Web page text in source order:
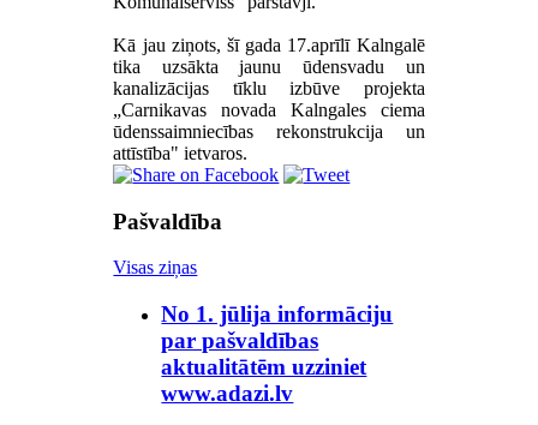
Kā jau ziņots, šī gada 17.aprīlī Kalngalē
tika uzsākta jaunu ūdensvadu un
kanalizācijas tīklu izbūve projekta
„Carnikavas novada Kalngales ciema
ūdenssaimniecības rekonstrukcija un
attīstība" ietvaros.
Pašvaldība
Visas ziņas
No 1. jūlija informāciju
par pašvaldības
aktualitātēm uzziniet
www.adazi.lv